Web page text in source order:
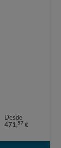
Desde
471,57 €